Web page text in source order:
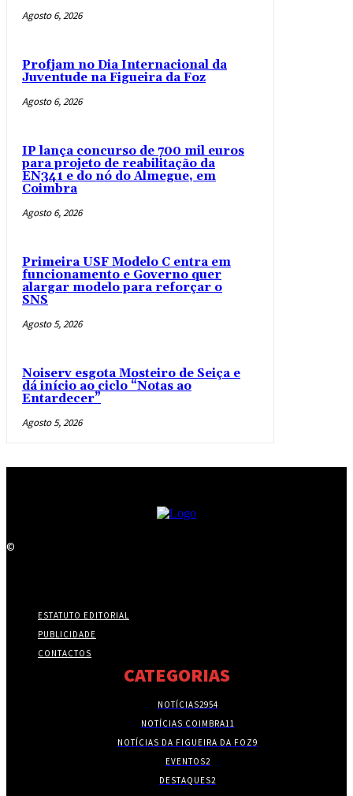
Agosto 6, 2026
Profjam no Dia Internacional da
Juventude na Figueira da Foz
Agosto 6, 2026
IP lança concurso de 700 mil euros
para projeto de reabilitação da
EN341 e do nó do Almegue, em
Coimbra
Agosto 6, 2026
Primeira USF Modelo C entra em
funcionamento e Governo quer
alargar modelo para reforçar o
SNS
Agosto 5, 2026
Noiserv esgota Mosteiro de Seiça e
dá início ao ciclo “Notas ao
Entardecer”
Agosto 5, 2026
©
ESTATUTO EDITORIAL
PUBLICIDADE
CONTACTOS
CATEGORIAS
NOTÍCIAS2954
NOTÍCIAS COIMBRA11
NOTÍCIAS DA FIGUEIRA DA FOZ9
EVENTOS2
DESTAQUES2